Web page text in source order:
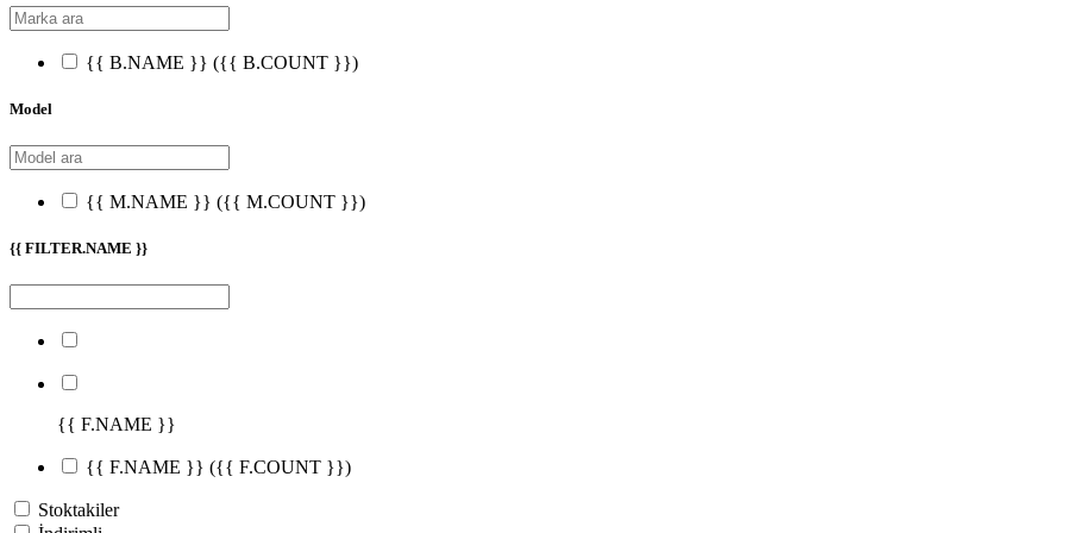
{{ B.NAME }} ({{ B.COUNT }})
Model
{{ M.NAME }} ({{ M.COUNT }})
{{ FILTER.NAME }}
{{ F.NAME }}
{{ F.NAME }} ({{ F.COUNT }})
Stoktakiler